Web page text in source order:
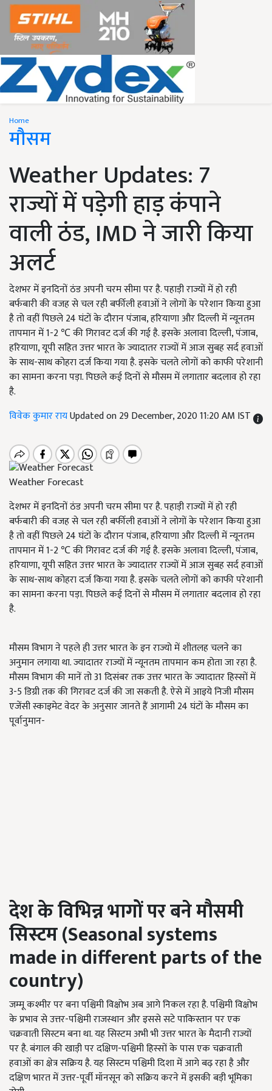
Home
मौसम
Weather Updates: 7
राज्यों में पड़ेगी हाड़ कंपाने
वाली ठंड, IMD ने जारी किया
अलर्ट
देशभर में इनदिनों ठंड अपनी चरम सीमा पर है. पहाड़ी राज्यों में हो रही
बर्फबारी की वजह से चल रही बर्फीली हवाओं ने लोगों के परेशान किया हुआ
है तो वहीं पिछले 24 घंटों के दौरान पंजाब, हरियाणा और दिल्ली में न्यूनतम
तापमान में 1-2 ℃ की गिरावट दर्ज की गई है. इसके अलावा दिल्ली, पंजाब,
हरियाणा, यूपी सहित उत्तर भारत के ज्यादातर राज्यों में आज सुबह सर्द हवाओं
के साथ-साथ कोहरा दर्ज किया गया है. इसके चलते लोगों को काफी परेशानी
का सामना करना पड़ा. पिछले कई दिनों से मौसम में लगातार बदलाव हो रहा
है.
विवेक कुमार रायUpdated on 29 December, 2020 11:20 AM IST
Weather Forecast
देशभर में इनदिनों ठंड अपनी चरम सीमा पर है. पहाड़ी राज्यों में हो रही
बर्फबारी की वजह से चल रही बर्फीली हवाओं ने लोगों के परेशान किया हुआ
है तो वहीं पिछले 24 घंटों के दौरान पंजाब, हरियाणा और दिल्ली में न्यूनतम
तापमान में 1-2 ℃ की गिरावट दर्ज की गई है. इसके अलावा दिल्ली, पंजाब,
हरियाणा, यूपी सहित उत्तर भारत के ज्यादातर राज्यों में आज सुबह सर्द हवाओं
के साथ-साथ कोहरा दर्ज किया गया है. इसके चलते लोगों को काफी परेशानी
का सामना करना पड़ा. पिछले कई दिनों से मौसम में लगातार बदलाव हो रहा
है.
मौसम विभाग ने पहले ही उत्तर भारत के इन राज्यो में शीतलह चलने का
अनुमान लगाया था. ज्यादातर राज्यों में न्यूनतम तापमान कम होता जा रहा है.
मौसम विभाग की मानें तो 31 दिसंबर तक उत्तर भारत के ज्यादातर हिस्सों में
3-5 डिग्री तक की गिरावट दर्ज की जा सकती है. ऐसे में आइये निजी मौसम
एजेंसी स्काइमेट वेदर के अनुसार जानते हैं आगामी 24 घंटों के मौसम का
पूर्वानुमान-
देश के विभिन्न भागों पर बने मौसमी
सिस्टम (Seasonal systems
made in different parts of the
country)
जम्मू कश्मीर पर बना पश्चिमी विक्षोभ अब आगे निकल रहा है. पश्चिमी विक्षोभ
के प्रभाव से उत्तर-पश्चिमी राजस्थान और इससे सटे पाकिस्तान पर एक
चक्रवाती सिस्टम बना था. यह सिस्टम अभी भी उत्तर भारत के मैदानी राज्यों
पर है. बंगाल की खाड़ी पर दक्षिण-पश्चिमी हिस्सों के पास एक चक्रवाती
हवाओं का क्षेत्र सक्रिय है. यह सिस्टम पश्चिमी दिशा में आगे बढ़ रहा है और
दक्षिण भारत में उत्तर-पूर्वी मॉनसून को सक्रिय करने में इसकी बड़ी भूमिका